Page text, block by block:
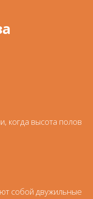
когда высота полов
собой двужильные